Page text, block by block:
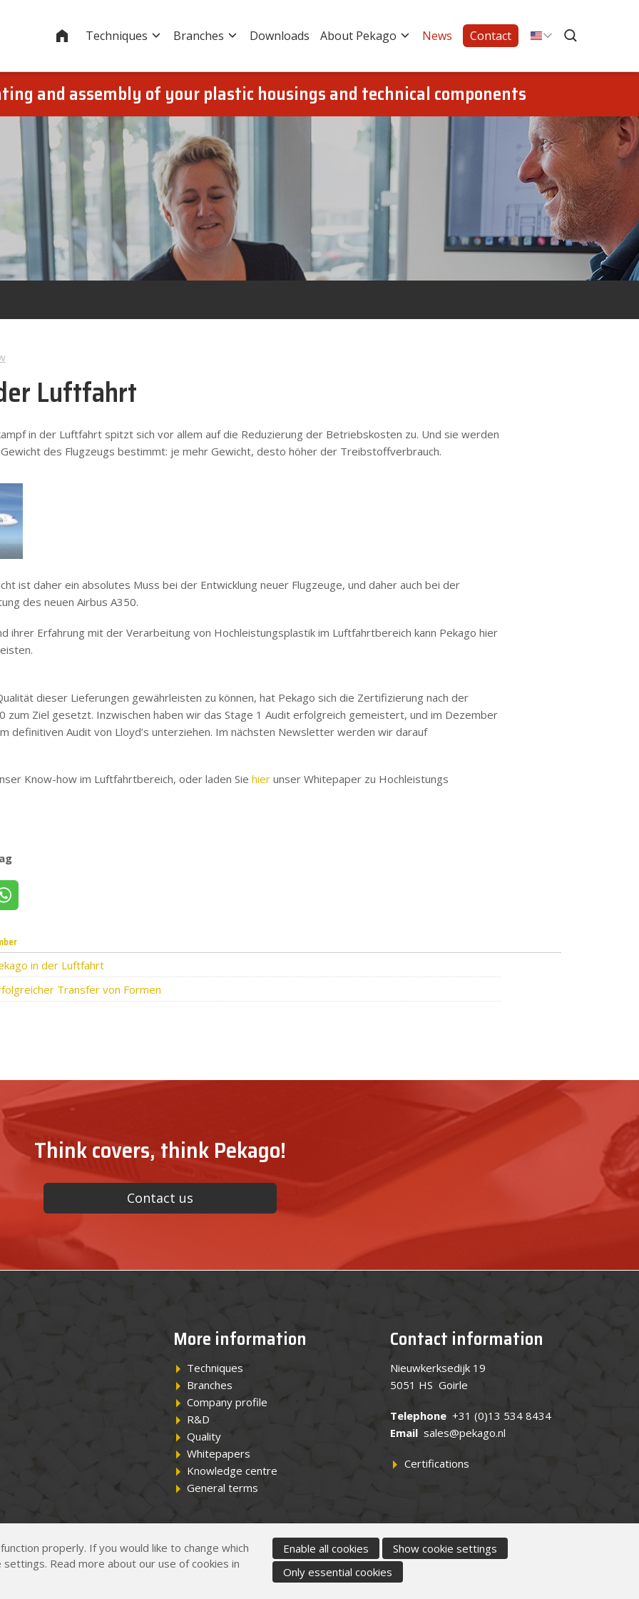
HomeTechniques Branches Downloads About Pekago News Contact
and assembly of your plastic housings and technical components
Luftfahrt
in der Luftfahrt spitzt sich vor allem auf die Reduzierung der Betriebskosten zu. Und sie werden
des Flugzeugs bestimmt: je mehr Gewicht, desto höher der Treibstoffverbrauch.
ist daher ein absolutes Muss bei der Entwicklung neuer Flugzeuge, und daher auch bei der
des neuen Airbus A350.
ihrer Erfahrung mit der Verarbeitung von Hochleistungsplastik im Luftfahrtbereich kann Pekago hier
dieser Lieferungen gewährleisten zu können, hat Pekago sich die Zertifizierung nach der
zum Ziel gesetzt. Inzwischen haben wir das Stage 1 Audit erfolgreich gemeistert, und im Dezember
definitiven Audit von Lloyd’s unterziehen. Im nächsten Newsletter werden wir darauf
Know-how im Luftfahrtbereich, oder laden Sie hierunser Whitepaper zu Hochleistungs
Teilen per WhatsApp
in der Luftfahrt
Transfer von Formen
Think covers, think Pekago!
Contact us
More information
Techniques
Branches
Company profile
R&D
Quality
Whitepapers
Knowledge centre
General terms
Contact information
Nieuwkerksedijk 19
5051 HS Goirle
Telephone +31 (0)13 534 8434
Email sales@pekago.nl
Certifications
Privacy- and cookie policy|General terms and conditions
properly. If you would like to change which
Read more about our use of cookies in
Enable all cookies
Show cookie settings
Only essential cookies